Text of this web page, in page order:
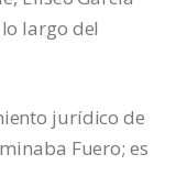
largo del
jurídico de
Fuero; es